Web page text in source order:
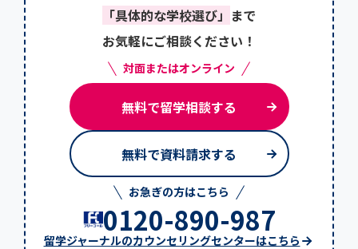
「具体的な学校選び」 まで
お気軽にご相談ください！
対面またはオンライン
無料で留学相談する
無料で資料請求する
お急ぎの方はこちら
0120-890-987
留学ジャーナルのカウンセリングセンターはこちら